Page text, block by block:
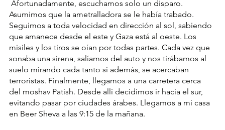
Asumimos que la ametralladora se le había trabado.
Seguimos a toda velocidad en dirección al sol, sabiendo
que amanece desde el este y Gaza está al oeste. Los
misiles y los tiros se oían por todas partes. Cada vez que
sonaba una sirena, salíamos del auto y nos tirábamos al
suelo mirando cada tanto si además, se acercaban
terroristas. Finalmente, llegamos a una carretera cerca
del moshav Patish. Desde allí decidimos ir hacia el sur,
evitando pasar por ciudades árabes. Llegamos a mi casa
en Beer Sheva a las 9:15 de la mañana.